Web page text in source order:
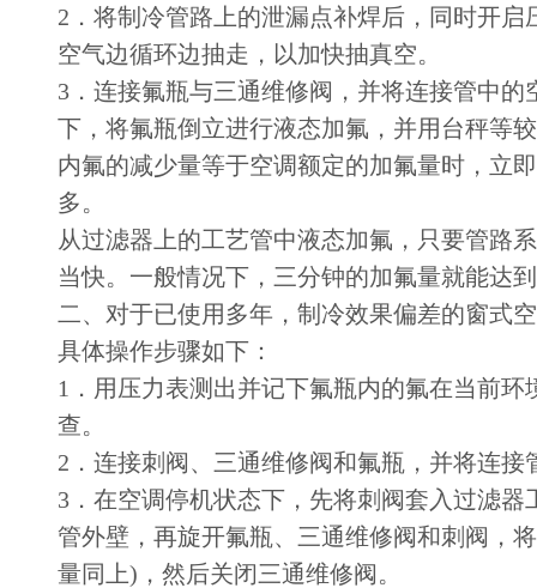
2．将制冷管路上的泄漏点补焊后，同时开
空气边循环边抽走，以加快抽真空。
3．连接氟瓶与三通维修阀，并将连接管中的
下，将氟瓶倒立进行液态加氟，并用台秤等
内氟的减少量等于空调额定的加氟量时，立
多。
从过滤器上的工艺管中液态加氟，只要管路
当快。一般情况下，三分钟的加氟量就能达
二、对于已使用多年，制冷效果偏差的窗式
具体操作步骤如下：
1．用压力表测出并记下氟瓶内的氟在当前
查。
2．连接刺阀、三通维修阀和氟瓶，并将连接
3．在空调停机状态下，先将刺阀套入过滤
管外壁，再旋开氟瓶、三通维修阀和刺阀，
量同上)，然后关闭三通维修阀。